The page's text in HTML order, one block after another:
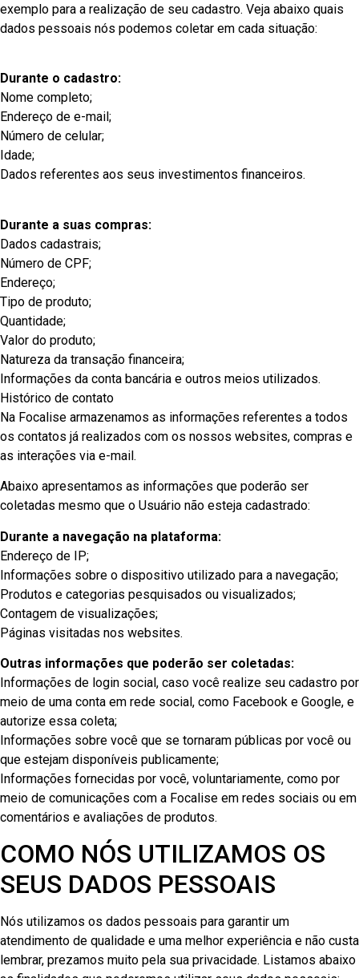
exemplo para a realização de seu cadastro. Veja abaixo quais
dados pessoais nós podemos coletar em cada situação:
Durante o cadastro:
Nome completo;
Endereço de e-mail;
Número de celular;
Idade;
Dados referentes aos seus investimentos financeiros.
Durante a suas compras:
Dados cadastrais;
Número de CPF;
Endereço;
Tipo de produto;
Quantidade;
Valor do produto;
Natureza da transação financeira;
Informações da conta bancária e outros meios utilizados.
Histórico de contato
Na Focalise armazenamos as informações referentes a todos
os contatos já realizados com os nossos websites, compras e
as interações via e-mail.
Abaixo apresentamos as informações que poderão ser
coletadas mesmo que o Usuário não esteja cadastrado:
Durante a navegação na plataforma:
Endereço de IP;
Informações sobre o dispositivo utilizado para a navegação;
Produtos e categorias pesquisados ou visualizados;
Contagem de visualizações;
Páginas visitadas nos websites.
Outras informações que poderão ser coletadas:
Informações de login social, caso você realize seu cadastro por
meio de uma conta em rede social, como Facebook e Google, e
autorize essa coleta;
Informações sobre você que se tornaram públicas por você ou
que estejam disponíveis publicamente;
Informações fornecidas por você, voluntariamente, como por
meio de comunicações com a Focalise em redes sociais ou em
comentários e avaliações de produtos.
COMO NÓS UTILIZAMOS OS
SEUS DADOS PESSOAIS
Nós utilizamos os dados pessoais para garantir um
atendimento de qualidade e uma melhor experiência e não custa
lembrar, prezamos muito pela sua privacidade. Listamos abaixo